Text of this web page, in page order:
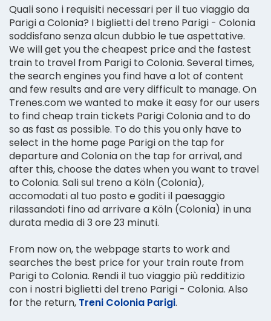
Quali sono i requisiti necessari per il tuo viaggio da
Parigi a Colonia? I biglietti del treno Parigi - Colonia
soddisfano senza alcun dubbio le tue aspettative.
We will get you the cheapest price and the fastest
train to travel from Parigi to Colonia. Several times,
the search engines you find have a lot of content
and few results and are very difficult to manage. On
Trenes.com we wanted to make it easy for our users
to find cheap train tickets Parigi Colonia and to do
so as fast as possible. To do this you only have to
select in the home page Parigi on the tap for
departure and Colonia on the tap for arrival, and
after this, choose the dates when you want to travel
to Colonia. Sali sul treno a Köln (Colonia),
accomodati al tuo posto e goditi il paesaggio
rilassandoti fino ad arrivare a Köln (Colonia) in una
durata media di 3 ore 23 minuti.
From now on, the webpage starts to work and
searches the best price for your train route from
Parigi to Colonia. Rendi il tuo viaggio più redditizio
con i nostri biglietti del treno Parigi - Colonia. Also
for the return, Treni Colonia Parigi.